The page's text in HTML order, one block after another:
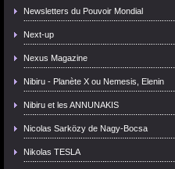
Newsletters du Pouvoir Mondial
Next-up
Nexus Magazine
Nibiru - Planète X ou Nemesis, Elenin
Nibiru et les ANNUNAKIS
Nicolas Sarközy de Nagy-Bocsa
Nikolas TESLA